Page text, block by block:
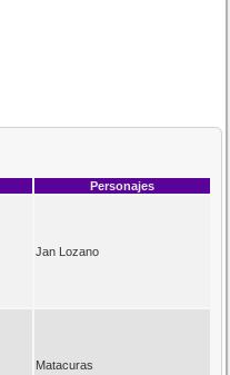
Personajes
Jan Lozano
Matacuras